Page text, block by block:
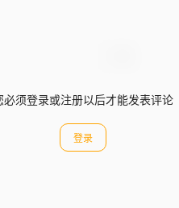
必须登录或注册以后才能发表评论
登录